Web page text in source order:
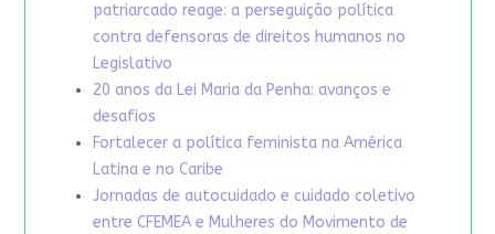
patriarcado reage: a perseguição política
contra defensoras de direitos humanos no
Legislativo
20 anos da Lei Maria da Penha: avanços e
desafios
Fortalecer a política feminista na América
Latina e no Caribe
Jornadas de autocuidado e cuidado coletivo
entre CFEMEA e Mulheres do Movimento de